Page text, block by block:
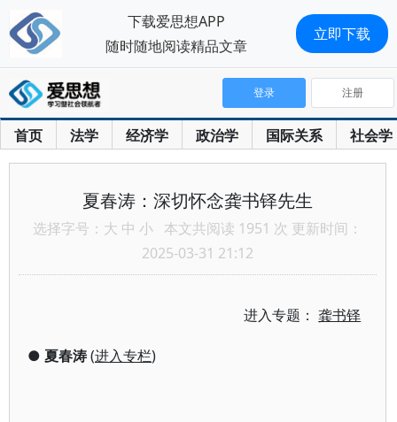
首页 法学 经济学 政治学 国际关系 社会学
登录 注册
夏春涛：深切怀念龚书铎先生
选择字号： 大 中 小 本文共阅读 1951 次 更新时间：
2025-03-31 21:12
进入专题：龚书铎
● 夏春涛(进入专栏)
下载爱思想APP
随时随地阅读精品文章
立即下载